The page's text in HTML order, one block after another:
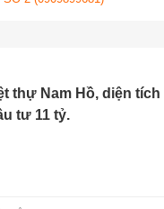
thự Nam Hồ, diện tích
tư 11 tỷ.